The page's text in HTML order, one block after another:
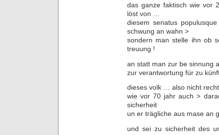
das ganze faktisch wie vor
löst von …
diesem senatus
schwung an wahn >
sondern man stelle ihn ob
treuung !
an statt man zur be sinnung
zur verantwortung für zu
dieses volk … also nicht
wie vor 70 jahr auch >
sicherheit
un er trägliche aus mase an
und sei zu sicherheit des